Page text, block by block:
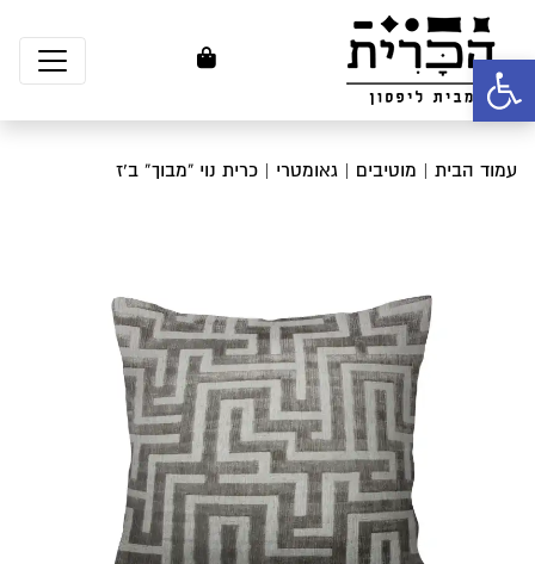
פתח סרגל נגישות
עמוד הבית | מוטיבים | גאומטרי | כרית נוי “מבוך” ב’ז